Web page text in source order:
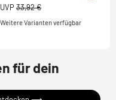
UVP 33,92 €
Weitere Varianten verfügbar
für dein